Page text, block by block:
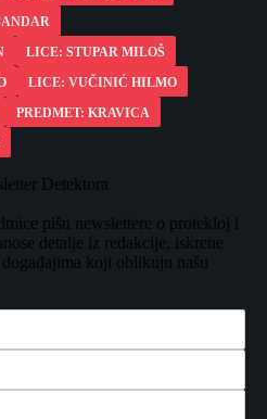
LICE: STUPAR MILOŠ
LICE: VUČINIĆ HILMO
PREDMET: KRAVICA
Detektora
pišu newslettere o protekloj i
detalje iz redakcije, iskrene
koji oblikuju našu